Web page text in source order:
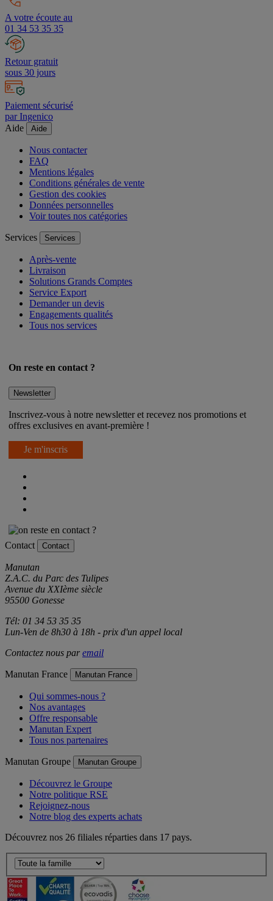
A votre écoute au
01 34 53 35 35
Retour gratuit
sous 30 jours
Paiement sécurisé
par Ingenico
Aide
Aide
Nous contacter
FAQ
Mentions légales
Conditions générales de vente
Gestion des cookies
Données personnelles
Voir toutes nos catégories
Services Services
Après-vente
Livraison
Solutions Grands Comptes
Service Export
Demander un devis
Engagements qualités
Tous nos services
On reste en contact ?
Newsletter
Inscrivez-vous à notre newsletter et recevez nos promotions et
offres exclusives en avant-première !
Je m'inscris
Contact Contact
Manutan
Z.A.C. du Parc des Tulipes
Avenue du XXIème siècle
95500 Gonesse
Tél: 01 34 53 35 35
Lun-Ven de 8h30 à 18h - prix d'un appel local
Contactez nous paremail
Manutan France Manutan France
Qui sommes-nous ?
Nos avantages
Offre responsable
Manutan Expert
Tous nos partenaires
Manutan Groupe Manutan Groupe
Découvrez le Groupe
Notre politique RSE
Rejoignez-nous
Notre blog des experts achats
Découvrez nos 26 filiales réparties dans 17 pays.